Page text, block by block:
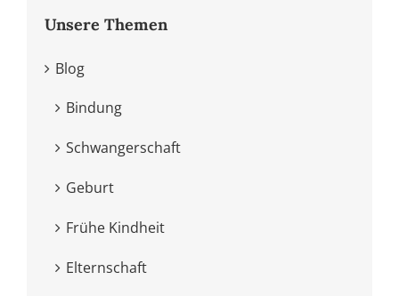
Unsere Themen
Blog
Bindung
Schwangerschaft
Geburt
Frühe Kindheit
Elternschaft